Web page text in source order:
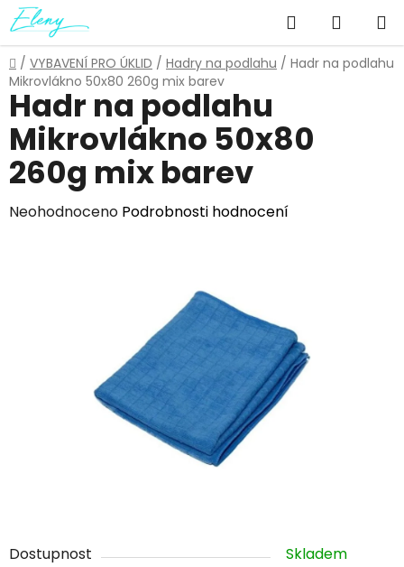
Přejít
na
obsah
Hledat
KOŠÍK
Domů
/ VYBAVENÍ PRO ÚKLID / Hadry na podlahu / Hadr na podlahu
Mikrovlákno 50x80 260g mix barev
Dostupnost
Skladem
Hadr na podlahu
Mikrovlákno 50x80
260g mix barev
Průměrné
Neohodnoceno Podrobnosti hodnocení